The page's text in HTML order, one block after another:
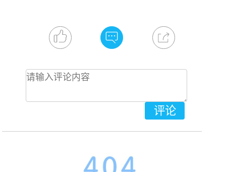
评论